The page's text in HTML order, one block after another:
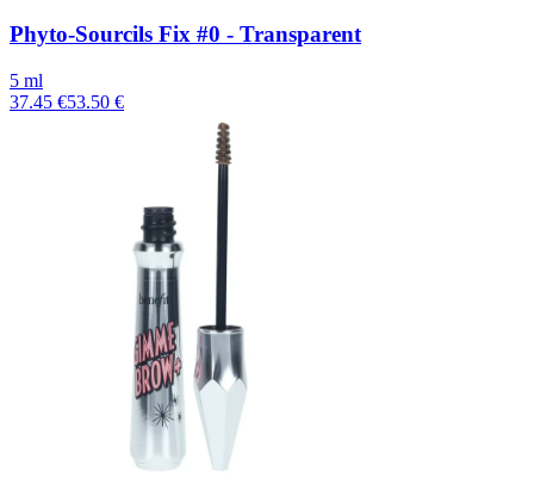
Phyto-Sourcils Fix #0 - Transparent
5 ml
37.45 €53.50 €